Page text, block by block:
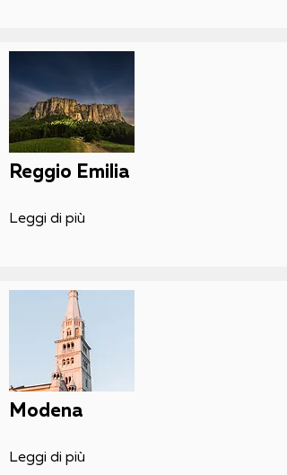
Reggio Emilia
Leggi di più
Modena
Leggi di più